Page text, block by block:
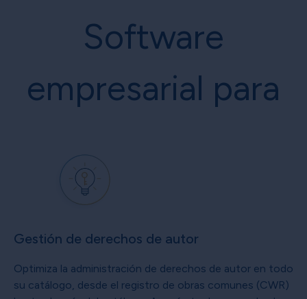
Software
empresarial para
Gestión de derechos de autor
Optimiza la administración de derechos de autor en todo
su catálogo, desde el registro de obras comunes (CWR)